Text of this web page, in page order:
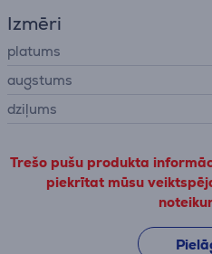
Izmēri
platums
augstums
dziļums
Trešo pušu produkta
piekrītat mūsu